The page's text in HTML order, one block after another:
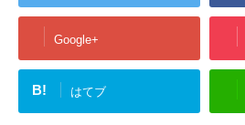
Google+
B! はてブ